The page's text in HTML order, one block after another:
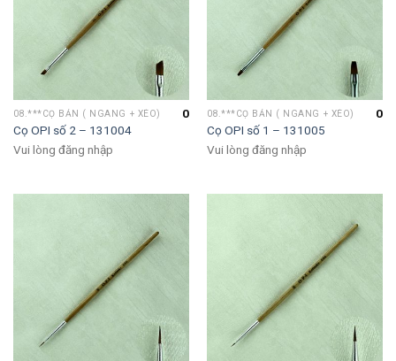
08.***CỌ BẢN ( NGANG + XÉO)
Cọ OPI số 2 – 131004
0
Vui lòng đăng nhập
08.***CỌ BẢN ( NGANG + XÉO)
Cọ OPI số 1 – 131005
0
Vui lòng đăng nhập